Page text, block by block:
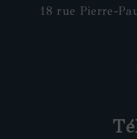
18 rue Pierre-